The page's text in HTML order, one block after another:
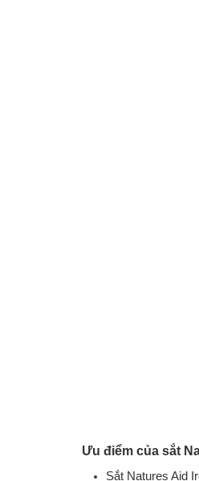
Ưu điểm của sắt
Sắt Natures Aid